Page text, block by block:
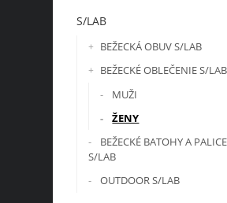
S/LAB
BEŽECKÁ OBUV S/LAB
BEŽECKÉ OBLEČENIE S/LAB
MUŽI
ŽENY
BEŽECKÉ BATOHY A PALICE
S/LAB
OUTDOOR S/LAB